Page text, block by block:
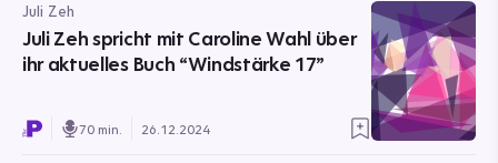
Juli Zeh
Juli Zeh spricht mit Caroline Wahl über
ihr aktuelles Buch “Windstärke 17”
70 min. 26.12.2024